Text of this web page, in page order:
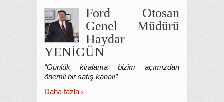
Ford Otosan
Genel Müdürü
Haydar
YENİGÜN
“Günlük kiralama bizim açımızdan
önemli bir satış kanalı”
Daha fazla